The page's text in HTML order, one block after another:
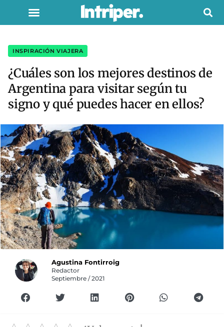
INSPIRACIÓN VIAJERA
¿Cuáles son los mejores destinos de
Argentina para visitar según tu
signo y qué puedes hacer en ellos?
Agustina Fontirroig
Redactor
Septiembre / 2021